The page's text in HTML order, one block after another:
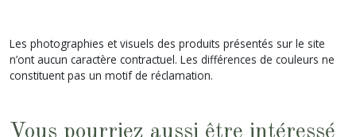
Les photographies et visuels des produits présentés sur le site
n’ont aucun caractère contractuel. Les différences de couleurs ne
constituent pas un motif de réclamation.
Vous pourriez aussi être intéressé